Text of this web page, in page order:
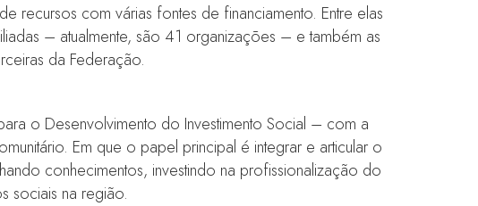
recursos com várias fontes de financiamento. Entre elas
– atualmente, são 41 organizações – e também as
da Federação.
o Desenvolvimento do Investimento Social – com a
Em que o papel principal é integrar e articular o
conhecimentos, investindo na profissionalização do
sociais na região.